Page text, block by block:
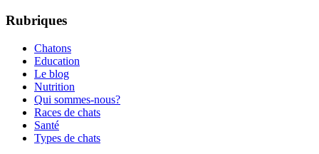
Rubriques
Chatons
Education
Le blog
Nutrition
Qui sommes-nous?
Races de chats
Santé
Types de chats